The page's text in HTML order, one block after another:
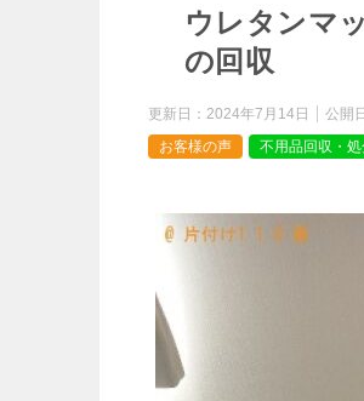
ウレタンマ
の回収
更新日： 2024年7月14日 公開
お客様の声
不用品回収・